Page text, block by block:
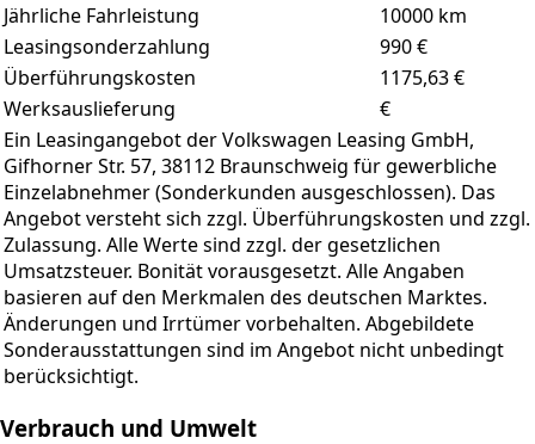
Jährliche Fahrleistung
10000 km
Leasingsonderzahlung
990€
Überführungskosten
1175,63 €
Werksauslieferung
€
Ein Leasingangebot der Volkswagen Leasing GmbH,
Gifhorner Str. 57, 38112 Braunschweig für gewerbliche
Einzelabnehmer (Sonderkunden ausgeschlossen). Das
Angebot versteht sich zzgl. Überführungskosten und zzgl.
Zulassung. Alle Werte sind zzgl. der gesetzlichen
Umsatzsteuer. Bonität vorausgesetzt. Alle Angaben
basieren auf den Merkmalen des deutschen Marktes.
Änderungen und Irrtümer vorbehalten. Abgebildete
Sonderausstattungen sind im Angebot nicht unbedingt
berücksichtigt.
Verbrauch und Umwelt